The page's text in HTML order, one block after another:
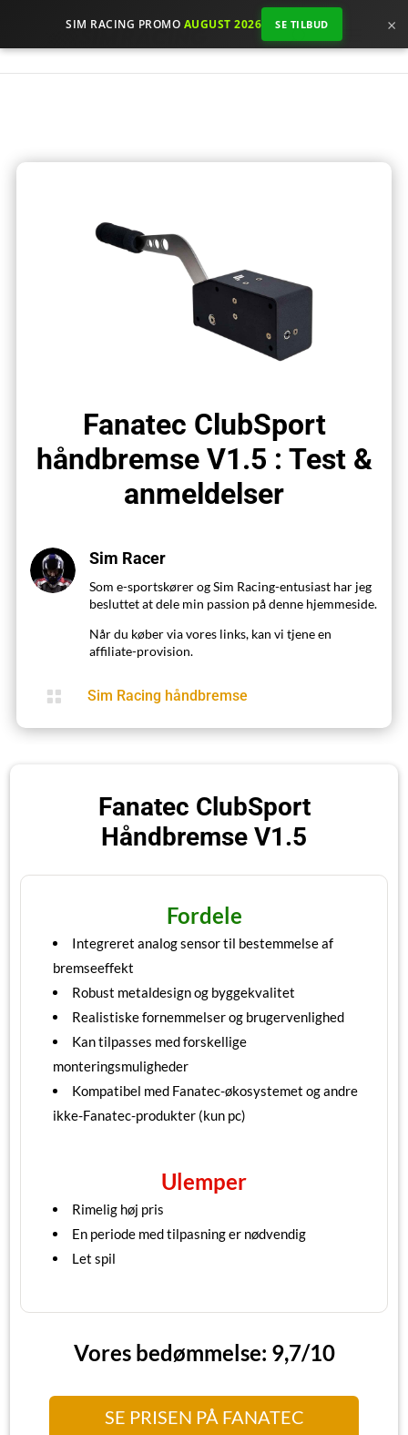
SIM RACING PROMO AUGUST 2026 SE TILBUD ×
Fanatec ClubSport
håndbremse V1.5 : Test &
anmeldelser
Sim Racer
Som e-sportskører og Sim Racing-entusiast har jeg
besluttet at dele min passion på denne hjemmeside.
Når du køber via vores links, kan vi tjene en
affiliate-provision.
 Sim Racing håndbremse
Fanatec ClubSport
Håndbremse V1.5
Fordele
Integreret analog sensor til bestemmelse af
bremseeffekt
Robust metaldesign og byggekvalitet
Realistiske fornemmelser og brugervenlighed
Kan tilpasses med forskellige
monteringsmuligheder
Kompatibel med Fanatec-økosystemet og andre
ikke-Fanatec-produkter (kun pc)
Ulemper
Rimelig høj pris
En periode med tilpasning er nødvendig
Let spil
Vores bedømmelse: 9,7/10
SE PRISEN PÅ FANATEC